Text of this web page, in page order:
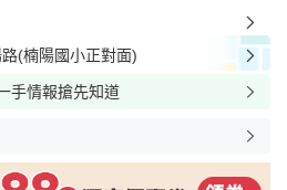
(楠陽國小正對面)
手情報搶先知道